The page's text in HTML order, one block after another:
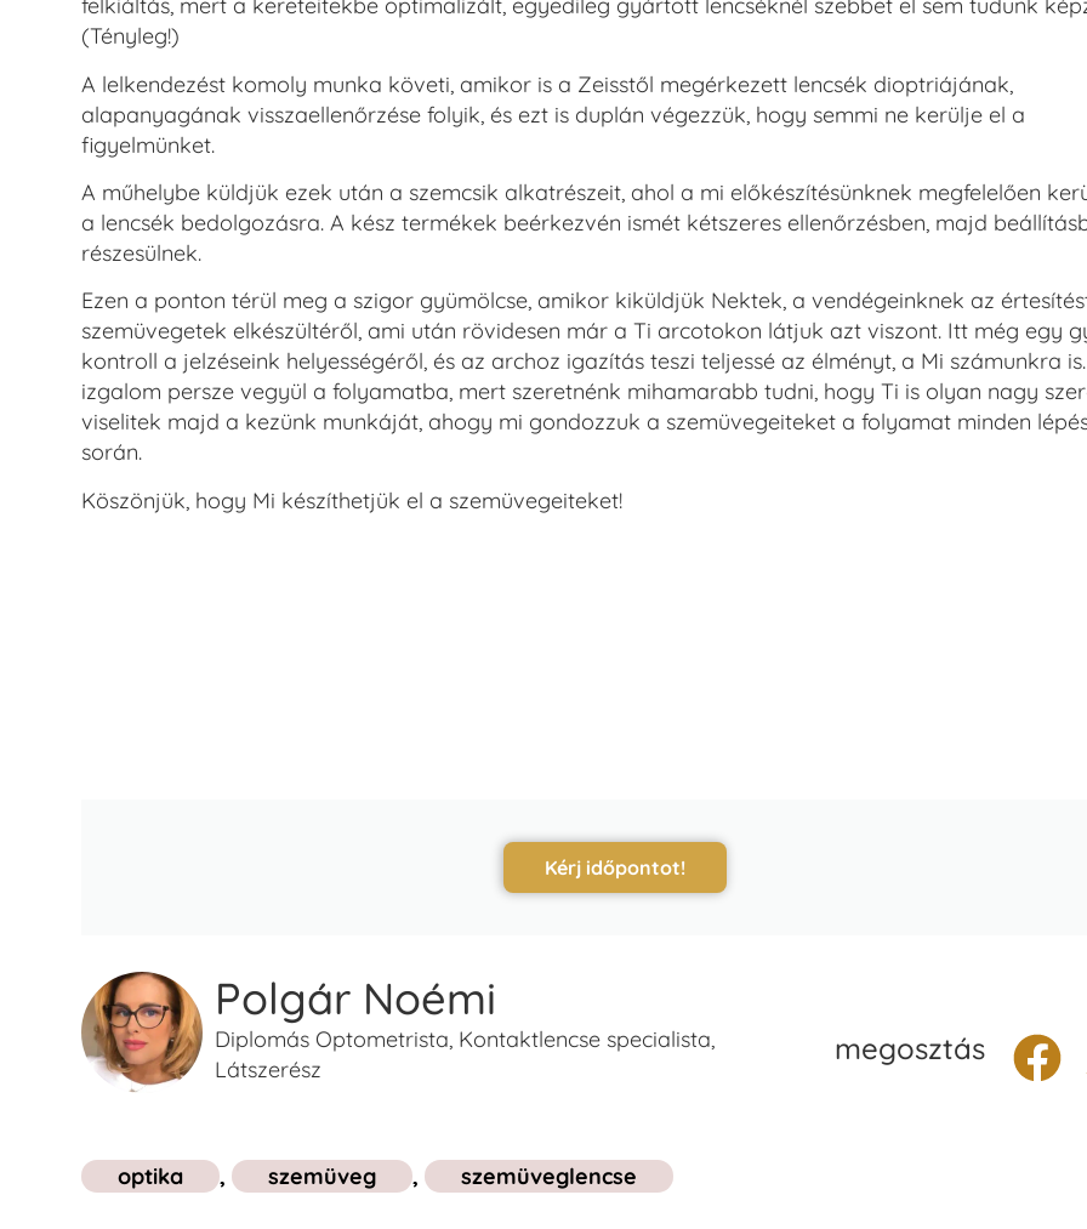
felkiáltás, mert a kereteitekbe optimalizált, egyedileg gyártott lencséknél szebbet el sem tudunk
(Tényleg!)
A lelkendezést komoly munka követi, amikor is a Zeisstől megérkezett lencsék dioptriájának,
alapanyagának visszaellenőrzése folyik, és ezt is duplán végezzük, hogy semmi ne kerülje el a
figyelmünket.
A műhelybe küldjük ezek után a szemcsik alkatrészeit, ahol a mi előkészítésünknek megfelelően
a lencsék bedolgozásra. A kész termékek beérkezvén ismét kétszeres ellenőrzésben, majd
részesülnek.
Ezen a ponton térül meg a szigor gyümölcse, amikor kiküldjük Nektek, a vendégeinknek az
szemüvegetek elkészültéről, ami után rövidesen már a Ti arcotokon látjuk azt viszont. Itt még egy
kontroll a jelzéseink helyességéről, és az archoz igazítás teszi teljessé az élményt, a Mi számunkra
izgalom persze vegyül a folyamatba, mert szeretnénk mihamarabb tudni, hogy Ti is olyan nagy
viselitek majd a kezünk munkáját, ahogy mi gondozzuk a szemüvegeiteket a folyamat minden
során.
Köszönjük, hogy Mi készíthetjük el a szemüvegeiteket!
Kérj időpontot!
Polgár Noémi
Diplomás Optometrista, Kontaktlencse specialista,
Látszerész
megosztás
optika , szemüveg , szemüveglencse